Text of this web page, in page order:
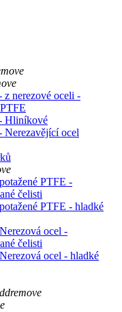
nerezové oceli -
Hliníkové
Nerezavějící ocel
PTFE -
čelisti
PTFE - hladké
ocel -
čelisti
ocel - hladké
remove